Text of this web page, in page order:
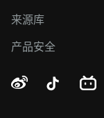
来源库
产品安全